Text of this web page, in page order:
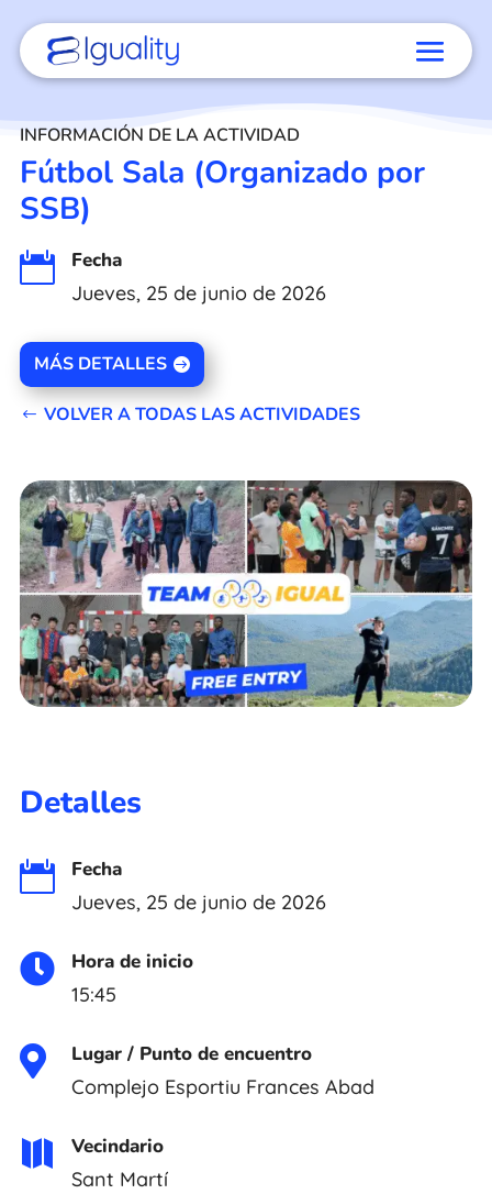
INFORMACIÓN DE LA ACTIVIDAD
Fútbol Sala (Organizado por
SSB)

Fecha
Jueves, 25 de junio de 2026
MÁS DETALLES
VOLVER A TODAS LAS ACTIVIDADES
Detalles

Fecha
Jueves, 25 de junio de 2026

Hora de inicio
15:45

Lugar / Punto de encuentro
Complejo Esportiu Frances Abad

Vecindario
Sant Martí